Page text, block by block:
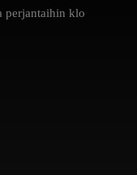
perjantaihin klo